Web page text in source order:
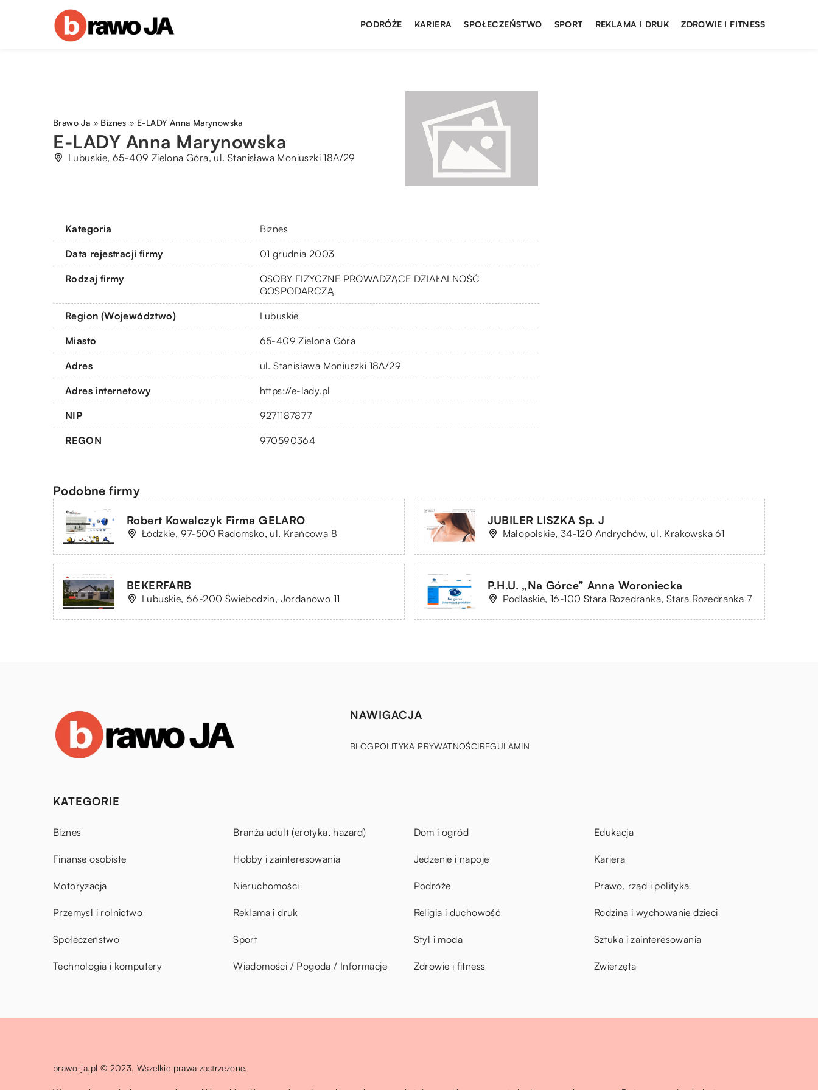
PODRÓŻE KARIERA SPOŁECZEŃSTWO SPORT REKLAMA I DRUK ZDROWIE I FITNESS
Brawo Ja » Biznes » E-LADY Anna Marynowska
E-LADY Anna Marynowska
Lubuskie, 65-409 Zielona Góra, ul. Stanisława Moniuszki 18A/29
Kategoria Biznes
Data rejestracji firmy 01 grudnia 2003
Rodzaj firmy
OSOBY FIZYCZNE PROWADZĄCE DZIAŁALNOŚĆ
GOSPODARCZĄ
Region (Województwo) Lubuskie
Miasto 65-409 Zielona Góra
Adres ul. Stanisława Moniuszki 18A/29
Adres internetowy https://e-lady.pl
NIP 9271187877
REGON 970590364
Podobne firmy
Robert Kowalczyk Firma GELARO
Łódzkie, 97-500 Radomsko, ul. Krańcowa 8
JUBILER LISZKA Sp. J
Małopolskie, 34-120 Andrychów, ul. Krakowska 61
BEKERFARB
Lubuskie, 66-200 Świebodzin, Jordanowo 11
P.H.U. „Na Górce” Anna Woroniecka
Podlaskie, 16-100 Stara Rozedranka, Stara Rozedranka 7
NAWIGACJA
BLOGPOLITYKA PRYWATNOŚCIREGULAMIN
KATEGORIE
Biznes Branża adult (erotyka, hazard) Dom i ogród Edukacja
Finanse osobiste Hobby i zainteresowania Jedzenie i napoje Kariera
Motoryzacja Nieruchomości Podróże Prawo, rząd i polityka
Przemysł i rolnictwo Reklama i druk Religia i duchowość Rodzina i wychowanie dzieci
Społeczeństwo Sport Styl i moda Sztuka i zainteresowania
Technologia i komputery Wiadomości / Pogoda / Informacje Zdrowie i fitness Zwierzęta
brawo-ja.pl © 2023. Wszelkie prawa zastrzeżone.